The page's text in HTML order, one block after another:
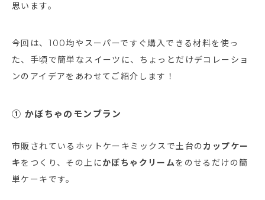
思います。
今回は、100均やスーパーですぐ購入できる材料を使っ
た、手頃で簡単なスイーツに、ちょっとだけデコレーショ
ンのアイデアをあわせてご紹介します！
① かぼちゃのモンブラン
市販されているホットケーキミックスで土台の カップケー
キをつくり、その上にかぼちゃクリームをのせるだけの簡
単ケーキです。